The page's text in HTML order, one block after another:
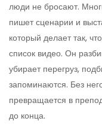
люди не бросают.
пишет сценарии и
который делает так,
список видео. Он
убирает перегруз,
запоминаются. Без
превращается в
до конца.